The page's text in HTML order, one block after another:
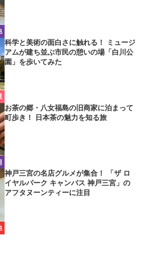
科学と美術の面白さに触れる！ ミュージ
アムが建ち並ぶ市民の憩いの場「白川公
園」を歩いてみた
お茶の郷・八女福島の旧商家に泊まって
町歩き！ 日本茶の魅力を知る旅
神戸三宮の名店グルメが集合！ 「ザ ロ
イヤルパーク キャンバス 神戸三宮」の
アフタヌーンティーに注目